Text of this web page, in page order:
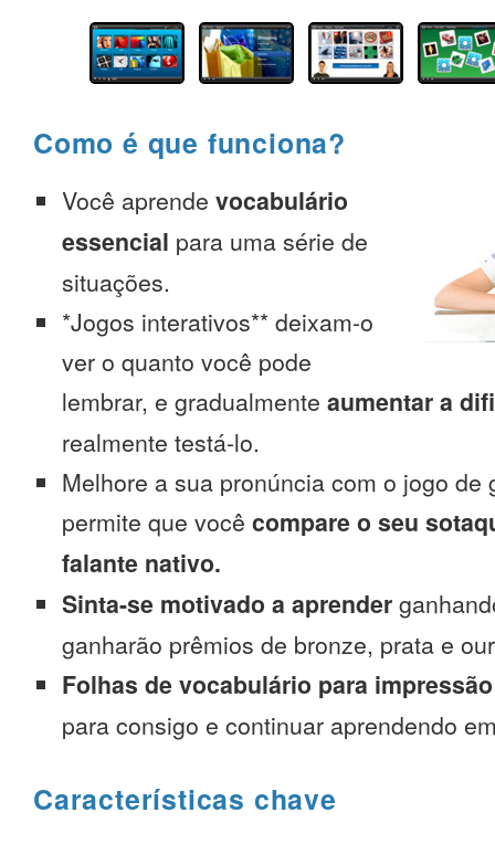
Como é que funciona?
Você aprende vocabulário
essencial para uma série de
situações.
*Jogos interativos** deixam-o
ver o quanto você pode
lembrar, e gradualmente aumentar a
realmente testá-lo.
Melhore a sua pronúncia com o jogo de
permite que você compare o seu
falante nativo.
Sinta-se motivado a aprender
ganharão prêmios de bronze, prata e
Folhas de vocabulário para impressão
para consigo e continuar aprendendo
Características chave